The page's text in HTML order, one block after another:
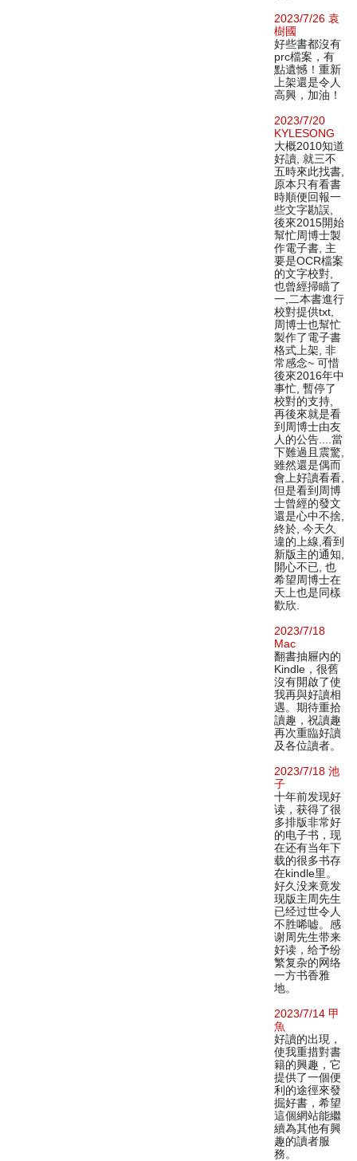
2023/7/26 袁
樹國
好些書都沒有
prc檔案，有
點遺憾！重新
上架還是令人
高興，加油！
2023/7/20
KYLESONG
大概2010知道
好讀, 就三不
五時來此找書,
原本只有看書
時順便回報一
些文字勘誤,
後來2015開始
幫忙周博士製
作電子書, 主
要是OCR檔案
的文字校對,
也曾經掃瞄了
一,二本書進行
校對提供txt,
周博士也幫忙
製作了電子書
格式上架, 非
常感念~ 可惜
後來2016年中
事忙, 暫停了
校對的支持,
再後來就是看
到周博士由友
人的公告....當
下難過且震驚,
雖然還是偶而
會上好讀看看,
但是看到周博
士曾經的發文
還是心中不捨,
終於, 今天久
違的上線,看到
新版主的通知,
開心不已, 也
希望周博士在
天上也是同樣
歡欣.
2023/7/18
Mac
翻書抽屜內的
Kindle，很舊
沒有開啟了使
我再與好讀相
遇。期待重拾
讀趣，祝讀趣
再次重臨好讀
及各位讀者。
2023/7/18 池
子
十年前发现好
读，获得了很
多排版非常好
的电子书，现
在还有当年下
载的很多书存
在kindle里。
好久没来竟发
现版主周先生
已经过世令人
不胜唏嘘。感
谢周先生带来
好读，给予纷
繁复杂的网络
一方书香雅
地。
2023/7/14 甲
魚
好讀的出現，
使我重措對書
籍的興趣，它
提供了一個便
利的途徑來發
掘好書，希望
這個網站能繼
續為其他有興
趣的讀者服
務。